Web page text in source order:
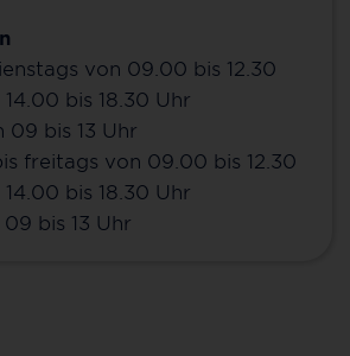
von 09.00 bis 12.30
bis 18.30 Uhr
bis 13 Uhr
freitags von 09.00 bis 12.30
bis 18.30 Uhr
bis 13 Uhr